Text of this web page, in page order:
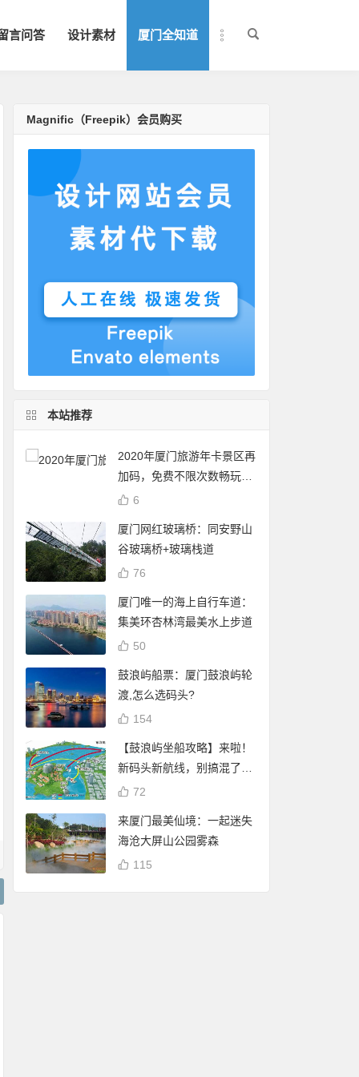
言问答 设计素材 厦门全知道
Magnific（Freepik）会员购买
本站推荐
2020年厦门旅游年卡景区再
加码，免费不限次数畅玩24
个景点
6
厦门网红玻璃桥：同安野山
谷玻璃桥+玻璃栈道
76
厦门唯一的海上自行车道：
集美环杏林湾最美水上步道
50
鼓浪屿船票：厦门鼓浪屿轮
渡,怎么选码头?
154
【鼓浪屿坐船攻略】来啦！
新码头新航线，别搞混了
哦！72
来厦门最美仙境：一起迷失
海沧大屏山公园雾森
115